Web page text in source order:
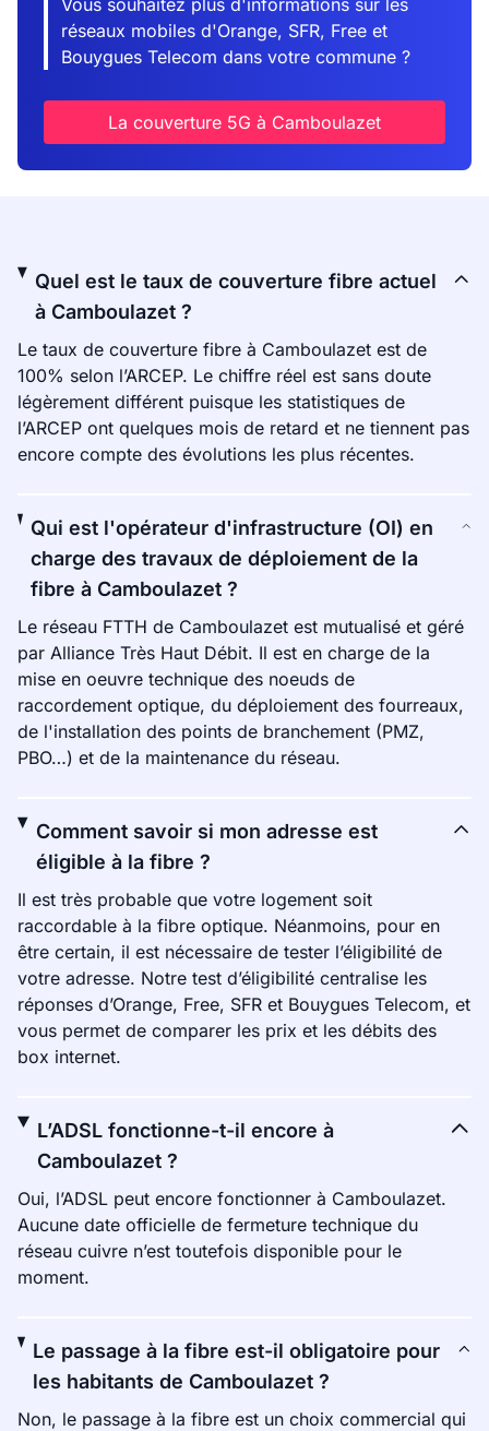
Vous souhaitez plus d'informations sur les
réseaux mobiles d'Orange, SFR, Free et
Bouygues Telecom dans votre commune ?
La couverture 5G à Camboulazet
Quel est le taux de couverture fibre actuel
à Camboulazet ?
Le taux de couverture fibre à Camboulazet est de
100% selon l’ARCEP. Le chiffre réel est sans doute
légèrement différent puisque les statistiques de
l’ARCEP ont quelques mois de retard et ne tiennent pas
encore compte des évolutions les plus récentes.
Qui est l'opérateur d'infrastructure (OI) en
charge des travaux de déploiement de la
fibre à Camboulazet ?
Le réseau FTTH de Camboulazet est mutualisé et géré
par Alliance Très Haut Débit. Il est en charge de la
mise en oeuvre technique des noeuds de
raccordement optique, du déploiement des fourreaux,
de l'installation des points de branchement (PMZ,
PBO…) et de la maintenance du réseau.
Comment savoir si mon adresse est
éligible à la fibre ?
Il est très probable que votre logement soit
raccordable à la fibre optique. Néanmoins, pour en
être certain, il est nécessaire de tester l’éligibilité de
votre adresse. Notre test d’éligibilité centralise les
réponses d’Orange, Free, SFR et Bouygues Telecom, et
vous permet de comparer les prix et les débits des
box internet.
L’ADSL fonctionne-t-il encore à
Camboulazet ?
Oui, l’ADSL peut encore fonctionner à Camboulazet.
Aucune date officielle de fermeture technique du
réseau cuivre n’est toutefois disponible pour le
moment.
Le passage à la fibre est-il obligatoire pour
les habitants de Camboulazet ?
Non, le passage à la fibre est un choix commercial qui